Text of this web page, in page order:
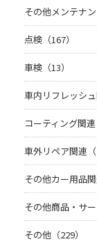
その他メンテナン
点検（167）
車検（13）
車内リフレッシュ
コーティング関連
車外リペア関連（
その他カー用品関
その他商品・サー
その他（229）